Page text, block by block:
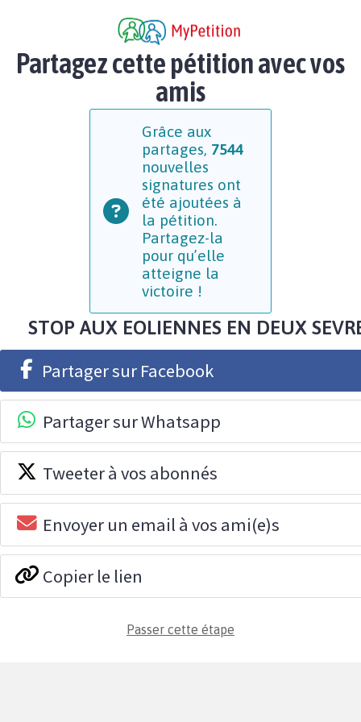
Partagez cette pétition avec vos
amis
Grâce aux
partages, 7544
nouvelles
signatures ont
été ajoutées à
la pétition.
Partagez-la
pour qu’elle
atteigne la
victoire !
STOP AUX EOLIENNES EN DEUX
Partager sur Facebook
Partager sur Whatsapp
Tweeter à vos abonnés
Envoyer un email à vos ami(e)s
Copier le lien
Passer cette étape